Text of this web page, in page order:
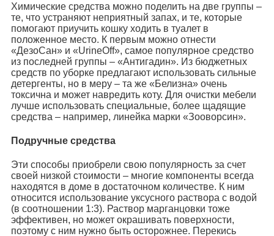
Химические средства можно поделить на две группы –
те, что устраняют неприятный запах, и те, которые
помогают приучить кошку ходить в туалет в
положенное место. К первым можно отнести
«ДезоСан» и «UrineOff», самое популярное средство
из последней группы – «Антигадин». Из бюджетных
средств по уборке предлагают использовать сильные
детергенты, но в меру – та же «Белизна» очень
токсична и может навредить коту. Для очистки мебели
лучше использовать специальные, более щадящие
средства – например, линейка марки «Зооворсин».
Подручные средства
Эти способы приобрели свою популярность за счет
своей низкой стоимости – многие компоненты всегда
находятся в доме в достаточном количестве. К ним
относится использование уксусного раствора с водой
(в соотношении 1:3). Раствор марганцовки тоже
эффективен, но может окрашивать поверхности,
поэтому с ним нужно быть осторожнее. Перекись